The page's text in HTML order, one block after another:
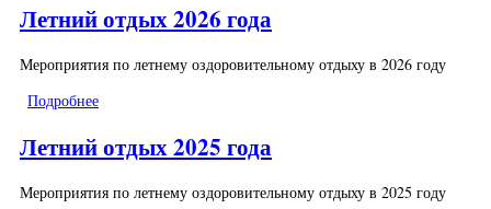
Летний отдых 2026 года
Мероприятия по летнему оздоровительному отдыху в 2026 году
Подробнее
Летний отдых 2025 года
Мероприятия по летнему оздоровительному отдыху в 2025 году